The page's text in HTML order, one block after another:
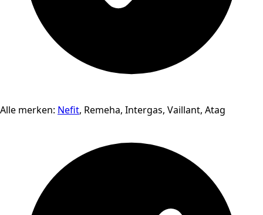
Alle merken: Nefit, Remeha, Intergas, Vaillant, Atag